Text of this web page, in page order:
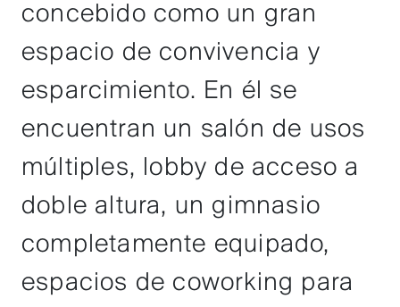
concebido como un gran
espacio de convivencia y
esparcimiento. En él se
encuentran un salón de usos
múltiples, lobby de acceso a
doble altura, un gimnasio
completamente equipado,
espacios de coworking para